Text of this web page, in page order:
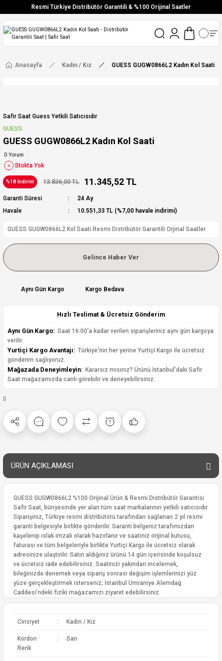
Resmi Türkiye Distribütör Garantili & %100 Orijinal Saatler
Vade Farksız 6 Taksit
Ücretsiz Kargo
Anasayfa Kadın / Kız GUESS GUGW0866L2 Kadın Kol Saati
Safir Saat Guess Yetkili Satıcısıdır
GUESS
GUESS GUGW0866L2 Kadın Kol Saati
0 Yorum
Stokta Yok
%18 İndirim 13.836,00 TL 11.345,52 TL
Garanti Süresi
24 Ay
Havale
10.551,33 TL (%7,00 havale indirimi)
GUESS GUGW0866L2 Kol Saati Resmi Distribütör Garantili Orjinal Saatler
Gelince Haber Ver
Aynı Gün Kargo Kargo Bedava
Hızlı Teslimat & Ücretsiz Gönderim
Aynı Gün Kargo: Saat 16:00'a kadar verilen siparişleriniz aynı gün kargoya
verilir.
Yurtiçi Kargo Avantajı: Türkiye'nin her yerine Yurtiçi Kargo ile ücretsiz
gönderim sağlıyoruz.
Mağazada Deneyimleyin: Kararsız mısınız? Ürünü İstanbul'daki Safir
Saat mağazamızda canlı görebilir ve deneyebilirsiniz.
ÜRÜN AÇIKLAMASI
GUESS GUGW0866L2 %100 Orijinal Ürün & Resmi Distribütör Garantisi
Safir Saat, bünyesinde yer alan tüm saat markalarının yetkili satıcısıdır.
Siparişiniz, Türkiye resmi distribütörü tarafından sağlanan 2 yıl resmi
garanti belgesiyle birlikte gönderilir. Garanti belgeniz tarafımızdan
kaşelenip ıslak imzalı olarak hazırlanır ve saatiniz orijinal kutusu,
faturası ve tüm belgeleriyle birlikte Yurtiçi Kargo ile ücretsiz olarak
adresinize ulaştırılır. Satın aldığınız ürünü 14 gün içerisinde koşulsuz
ve ücretsiz iade edebilirsiniz. Saatinizi yakından incelemek,
bileğinizde denemek veya sipariş sonrası değişim işlemlerinizi yüz
yüze gerçekleştirmek isterseniz; İstanbul Ümraniye Alemdağ
Caddesi’ndeki fiziki mağazamızı ziyaret edebilirsiniz.
Cinsiyet : Kadın / Kız
Kordon
Renk
: Sarı